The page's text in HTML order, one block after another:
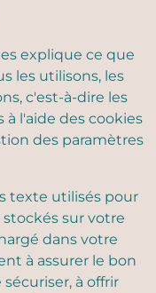
explique ce que
les utilisons, les
c'est-à-dire les
l'aide des cookies
des paramètres
texte utilisés pour
sur votre
dans votre
à assurer le bon
à offrir